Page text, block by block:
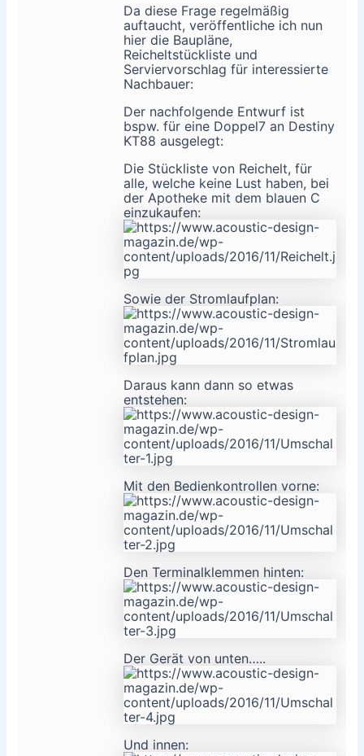
Da diese Frage regelmäßig
auftaucht, veröffentliche ich nun
hier die Baupläne,
Reicheltstückliste und
Serviervorschlag für interessierte
Nachbauer:
Der nachfolgende Entwurf ist
bspw. für eine Doppel7 an Destiny
KT88 ausgelegt:
Die Stückliste von Reichelt, für
alle, welche keine Lust haben, bei
der Apotheke mit dem blauen C
einzukaufen:
Sowie der Stromlaufplan:
Daraus kann dann so etwas
entstehen:
Mit den Bedienkontrollen vorne:
Den Terminalklemmen hinten:
Der Gerät von unten…..
Und innen: